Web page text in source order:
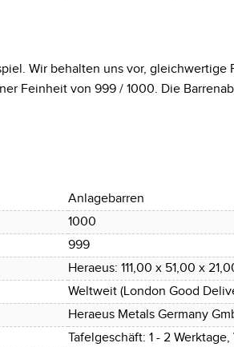
Wir behalten uns vor,
Feinheit von 999 / 1000. Die
Anlagebarren
1000
999
Heraeus: 111,00 x 51,00 x
Weltweit (London Good
Heraeus Metals Germany
Tafelgeschäft: 1 - 2